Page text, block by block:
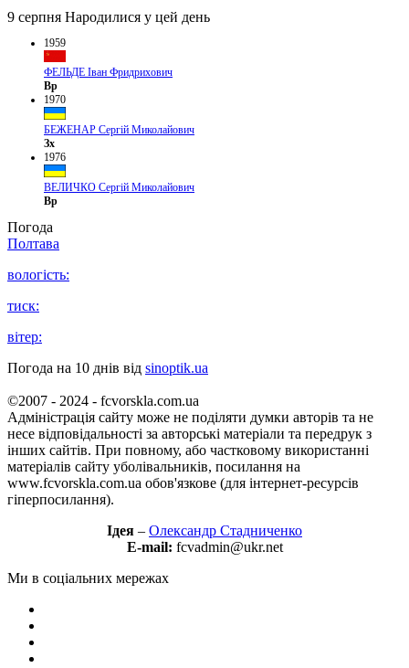
9 серпня Народилися у цей день
1959
ФЕЛЬДЕ Іван Фридрихович
Вр
1970
БЕЖЕНАР Сергій Миколайович
Зх
1976
ВЕЛИЧКО Сергій Миколайович
Вр
Погода
Полтава
вологість:
тиск:
вітер:
Погода на 10 днів від sinoptik.ua
©2007 - 2024 - fcvorskla.com.ua
Адміністрація сайту може не поділяти думки авторів та не
несе відповідальності за авторські матеріали та передрук з
інших сайтів. При повному, або частковому використанні
матеріалів сайту уболівальників, посилання на
www.fcvorskla.com.ua обов'язкове (для інтернет-ресурсів
гіперпосилання).
Ідея – Олександр Стадниченко
E-mail: fcvadmin@ukr.net
Ми в соціальних мережах